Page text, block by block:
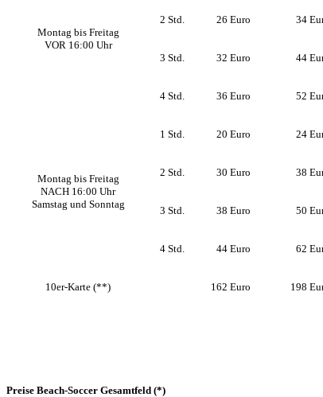
Montag bis Freitag
VOR 16:00 Uhr
2 Std. 26 Euro 34
3 Std. 32 Euro 44
4 Std. 36 Euro 52
Montag bis Freitag
NACH 16:00 Uhr
Samstag und Sonntag
1 Std. 20 Euro 24
2 Std. 30 Euro 38
3 Std. 38 Euro 50
4 Std. 44 Euro 62
10er-Karte (**) 162 Euro 198
Preise Beach-Soccer Gesamtfeld (*)